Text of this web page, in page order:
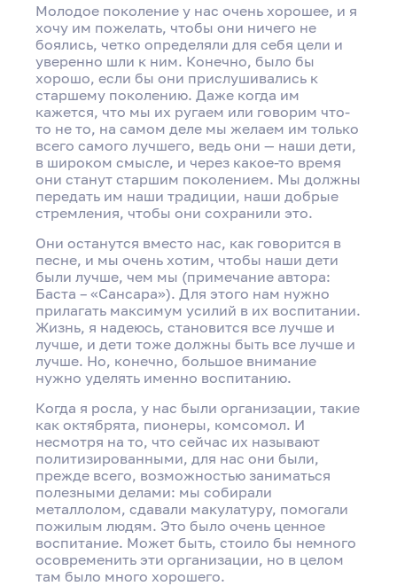
Молодое поколение у нас очень хорошее, и я
хочу им пожелать, чтобы они ничего не
боялись, четко определяли для себя цели и
уверенно шли к ним. Конечно, было бы
хорошо, если бы они прислушивались к
старшему поколению. Даже когда им
кажется, что мы их ругаем или говорим что-
то не то, на самом деле мы желаем им только
всего самого лучшего, ведь они — наши дети,
в широком смысле, и через какое-то время
они станут старшим поколением. Мы должны
передать им наши традиции, наши добрые
стремления, чтобы они сохранили это.
Они останутся вместо нас, как говорится в
песне, и мы очень хотим, чтобы наши дети
были лучше, чем мы (примечание автора:
Баста – «Сансара»). Для этого нам нужно
прилагать максимум усилий в их воспитании.
Жизнь, я надеюсь, становится все лучше и
лучше, и дети тоже должны быть все лучше и
лучше. Но, конечно, большое внимание
нужно уделять именно воспитанию.
Когда я росла, у нас были организации, такие
как октябрята, пионеры, комсомол. И
несмотря на то, что сейчас их называют
политизированными, для нас они были,
прежде всего, возможностью заниматься
полезными делами: мы собирали
металлолом, сдавали макулатуру, помогали
пожилым людям. Это было очень ценное
воспитание. Может быть, стоило бы немного
осовременить эти организации, но в целом
там было много хорошего.